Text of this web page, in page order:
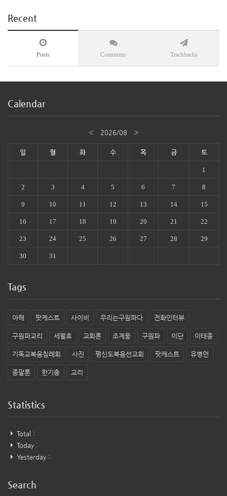
Recent
Posts Comments Trackbacks
Calendar
« 2026/08 »
일 월 화 수 목 금 토
1
2 3 4 5 6 7 8
9 10 11 12 13 14 15
16 17 18 19 20 21 22
23 24 25 26 27 28 29
30 31
Tags
아해 팟케스트 사이비 우리는구원파다 전화인터뷰
구원파교리 세월호 교회론 조계웅 구원파 이단 이태종
기독교복음침례회 사진 평신도복음선교회 팟캐스트 유병언
종말론 한기총 교리
Statistics
Total :
Today :
Yesterday :
Search